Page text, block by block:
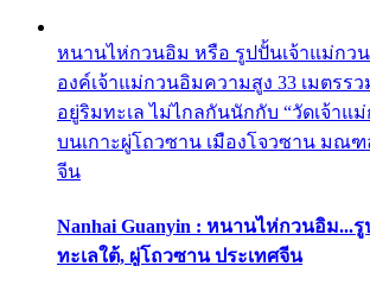
หนานไห่กวนอิม หรือ รูปปั้นเจ้าแม่กวน
องค์เจ้าแม่กวนอิมความสูง 33 เมตรร
อยู่ริมทะเล ไม่ไกลกันนักกับ “วัดเจ้าแ
บนเกาะผู่โถวซาน เมืองโจวซาน มณฑ
จีน
Nanhai Guanyin : หนานไห่กวนอิม...
ทะเลใต้, ผู่โถวซาน ประเทศจีน